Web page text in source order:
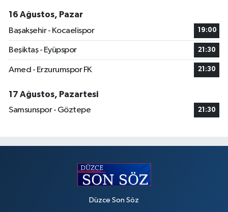
16 Ağustos, Pazar
Başakşehir - Kocaelispor
19:00
Beşiktaş - Eyüpspor 21:30
Amed - Erzurumspor FK 21:30
17 Ağustos, Pazartesi
Samsunspor - Göztepe
21:30
Düzce Son Söz